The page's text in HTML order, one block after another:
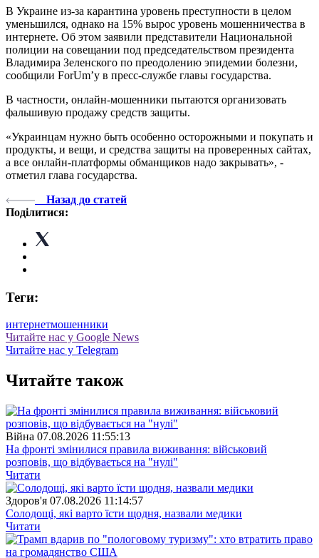
В Украине из-за карантина уровень преступности в целом
уменьшился, однако на 15% вырос уровень мошенничества в
интернете. Об этом заявили представители Национальной
полиции на совещании под председательством президента
Владимира Зеленского по преодолению эпидемии болезни,
сообщили ForUm’у в пресс-службе главы государства.
В частности, онлайн-мошенники пытаются организовать
фальшивую продажу средств защиты.
«Украинцам нужно быть особенно осторожными и покупать и
продукты, и вещи, и средства защиты на проверенных сайтах,
а все онлайн-платформы обманщиков надо закрывать», -
отметил глава государства.
Назад до статей
Поділитися:
Теги:
интернетмошенники
Читайте нас у Google News
Читайте нас у Telegram
Читайте також
Війна 07.08.2026 11:55:13
На фронті змінилися правила виживання: військовий
розповів, що відбувається на "нулі"
Читати
Здоров'я 07.08.2026 11:14:57
Солодощі, які варто їсти щодня, назвали медики
Читати